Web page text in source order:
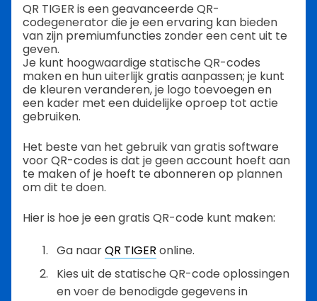
QR TIGER is een geavanceerde QR-
codegenerator die je een ervaring kan bieden
van zijn premiumfuncties zonder een cent uit te
geven.
Je kunt hoogwaardige statische QR-codes
maken en hun uiterlijk gratis aanpassen; je kunt
de kleuren veranderen, je logo toevoegen en
een kader met een duidelijke oproep tot actie
gebruiken.
Het beste van het gebruik van gratis software
voor QR-codes is dat je geen account hoeft aan
te maken of je hoeft te abonneren op plannen
om dit te doen.
Hier is hoe je een gratis QR-code kunt maken:
Ga naarQR TIGER online.
Kies uit de statische QR-code oplossingen
en voer de benodigde gegevens in